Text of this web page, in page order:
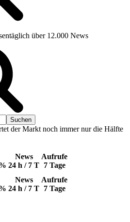
über 12.000 News
der Markt noch immer nur die Hälfte
News
24 h / 7 T
Aufrufe
7 Tage
News
24 h / 7 T
Aufrufe
7 Tage